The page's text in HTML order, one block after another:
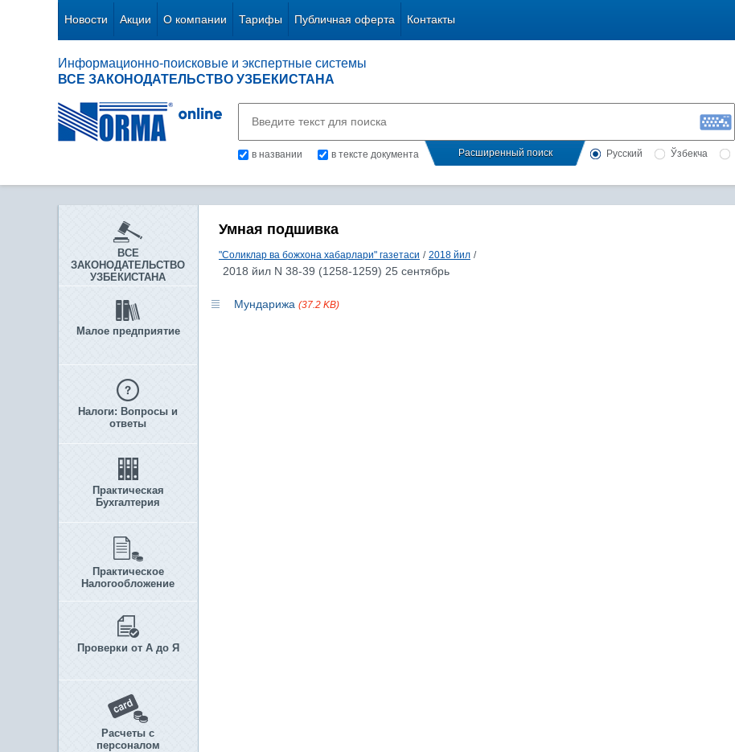
Новости Акции О компании Тарифы Публичная оферта Контакты
Информационно-поисковые и экспертные системы
ВСЕ ЗАКОНОДАТЕЛЬСТВО УЗБЕКИСТАНА
в названии в тексте документа Расширенный поиск Русский Ўзбекча
ВСЕ
ЗАКОНОДАТЕЛЬСТВО
УЗБЕКИСТАНА
Малое предприятие
Налоги: Вопросы и
ответы
Практическая
Бухгалтерия
Практическое
Налогообложение
Проверки от А до Я
Расчеты с
персоналом
Умная подшивка
"Соликлар ва божхона хабарлари" газетаси / 2018 йил /
2018 йил N 38-39 (1258-1259) 25 сентябрь
Мундарижа (37.2 KB)